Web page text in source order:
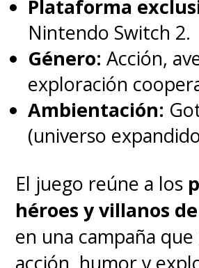
Keoghan logró ser el
gracias al "Riddler" -
Plataforma
Nintendo Switch 2.
Género: Acción,
exploración
Ambientación:
(universo
El juego reúne a los
héroes y villanos
en una campaña que